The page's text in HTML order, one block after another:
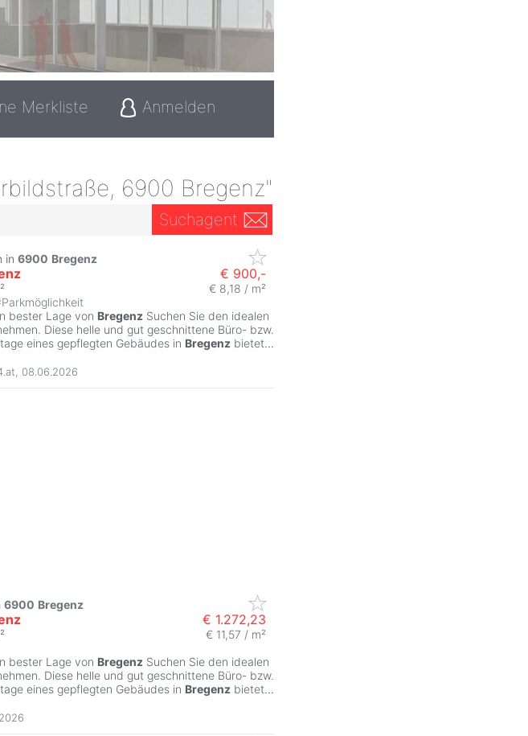
Merkliste Anmelden
6900 Bregenz"
Suchagent
in 6900 Bregenz
€ 900,-
€ 8,18 / m²
Parkmöglichkeit
bester Lage von Bregenz Suchen Sie den idealen
Diese helle und gut geschnittene Büro- bzw.
eines gepflegten Gebäudes in Bregenz bietet...
08.06.2026
6900 Bregenz
€ 1.272,23
€ 11,57 / m²
bester Lage von Bregenz Suchen Sie den idealen
Diese helle und gut geschnittene Büro- bzw.
eines gepflegten Gebäudes in Bregenz bietet...